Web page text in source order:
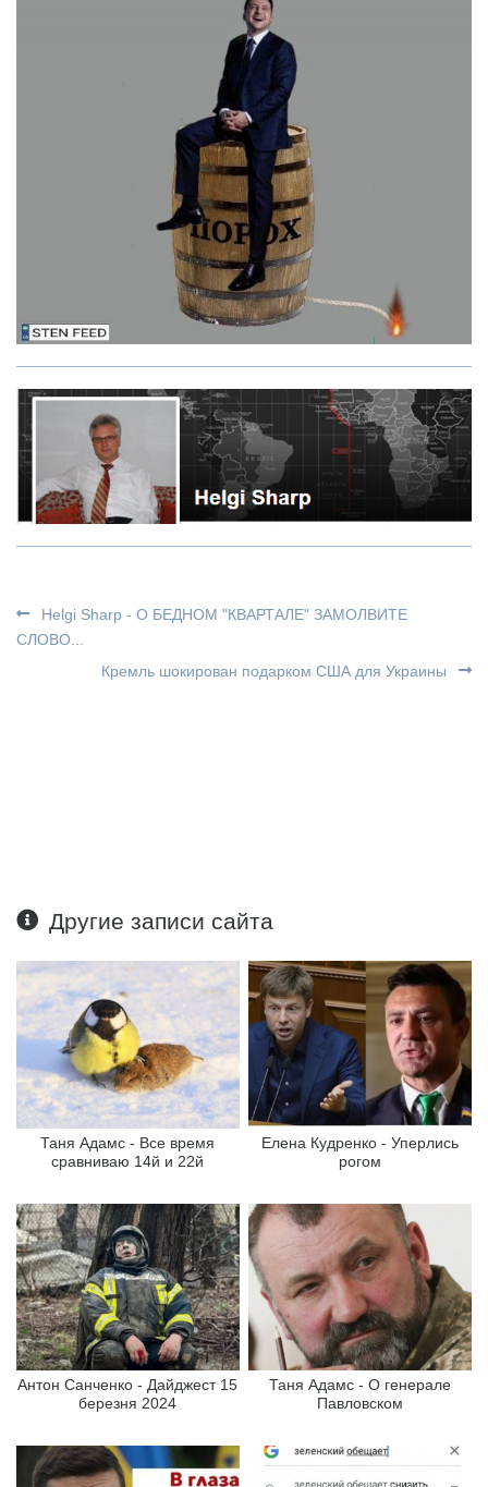
Helgi Sharp - О БЕДНОМ "КВАРТАЛЕ" ЗАМОЛВИТЕ
СЛОВО...
Кремль шокирован подарком США для Украины
Другие записи сайта
Таня Адамс - Все время
сравниваю 14й и 22й
Елена Кудренко - Уперлись
рогом
Антон Санченко - Дайджест 15
березня 2024
Таня Адамс - О генерале
Павловском